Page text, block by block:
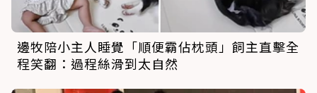
邊牧陪小主人睡覺「順便霸佔枕頭」飼主直擊全
程笑翻：過程絲滑到太自然